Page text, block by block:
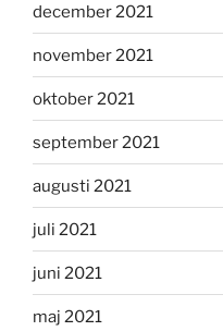
december 2021
november 2021
oktober 2021
september 2021
augusti 2021
juli 2021
juni 2021
maj 2021